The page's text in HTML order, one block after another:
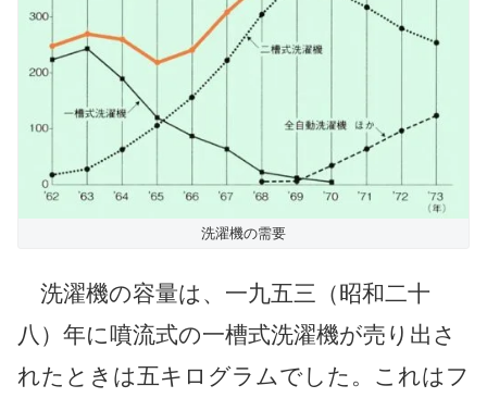
洗濯機の需要
洗濯機の容量は、一九五三（昭和二十
八）年に噴流式の一槽式洗濯機が売り出さ
れたときは五キログラムでした。これはフ